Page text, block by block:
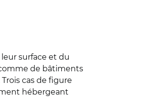
surface et du
de bâtiments
cas de figure
hébergeant